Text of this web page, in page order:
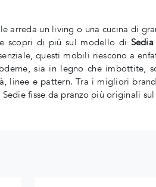
arreda un living o una cucina di
scopri di più sul modello di
questi mobili riescono a
sia in legno che imbottite,
linee e pattern. Tra i migliori
fisse da pranzo più originali